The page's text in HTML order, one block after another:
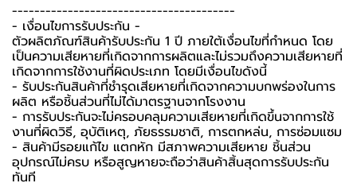
----------------------------------------
-️ เงื่อนไขการรับประกัน -️
ตัวผลิตภัณฑ์สินค้ารับประกัน 1 ปี ภายใต้เงื่อนไขที่กำหนด โดย
เป็นความเสียหายที่เกิดจากการผลิตและไม่รวมถึงความเสียหายที่
เกิดจากการใช้งานที่ผิดประเภท โดยมีเงื่อนไขดังนี้
- รับประกันสินค้าที่ชำรุดเสียหายที่เกิดจากความบกพร่องในการ
ผลิต หรือชิ้นส่วนที่ไม่ได้มาตรฐานจากโรงงาน
- การรับประกันจะไม่ครอบคลุมความเสียหายที่เกิดขึ้นจากการใช้
งานที่ผิดวิธี, อุบัติเหตุ, ภัยธรรมชาติ, การตกหล่น, การซ่อมแซม
- สินค้ามีรอยแก้ไข แตกหัก มีสภาพความเสียหาย ชิ้นส่วน
อุปกรณ์ไม่ครบ หรือสูญหายจะถือว่าสินค้าสิ้นสุดการรับประกัน
ทันที